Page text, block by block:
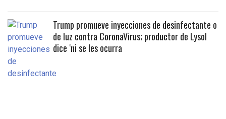
Trump promueve inyecciones de desinfectante o
de luz contra CoronaVirus; productor de Lysol
dice ‘ni se les ocurra